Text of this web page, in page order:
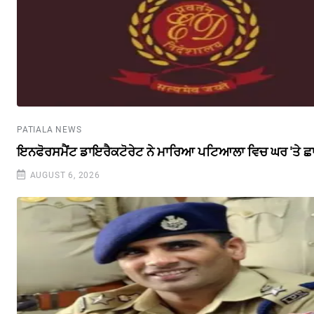
PATIALA NEWS
ਇਨਫੋਰਸਮੈਂਟ ਡਾਇਰੈਕਟੋਰੇਟ ਨੇ ਮਾਰਿਆ ਪਟਿਆਲਾ ਵਿਚ ਘਰ 'ਤੇ
AUGUST 6, 2026